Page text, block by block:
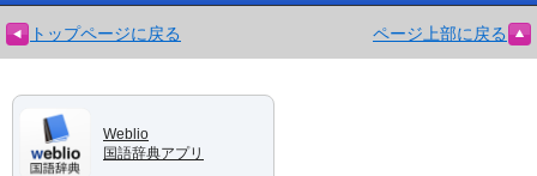
トップページに戻る ページ上部に戻る
Weblio
国語辞典アプリ